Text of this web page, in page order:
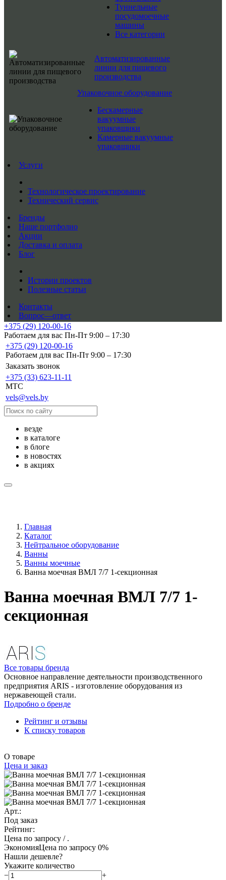
Туннельные
посудомоечные
машины
Все категории
Автоматизированные
линии для пищевого
производства
Упаковочное оборудование
Бескамерные
вакуумные
упаковщики
Камерные вакуумные
упаковщики
Услуги
Технологическое проектирование
Технический сервис
Бренды
Наше портфолио
Акции
Доставка и оплата
Блог
Истории проектов
Полезные статьи
Контакты
Вопрос—ответ
+375 (29) 120-00-16
Работаем для вас Пн-Пт 9:00 – 17:30
+375 (29) 120-00-16
Работаем для вас Пн-Пт 9:00 – 17:30
Заказать звонок
+375 (33) 623-11-11
MTC
vels@vels.by
везде
в каталоге
в блоге
в новостях
в акциях
Главная
Каталог
Нейтральное оборудование
Ванны
Ванны моечные
Ванна моечная ВМЛ 7/7 1-секционная
Ванна моечная ВМЛ 7/7 1-
секционная
Все товары бренда
Основное направление деятельности производственного
предприятия ARIS - изготовление оборудования из
нержавеющей стали.
Подробно о бренде
Рейтинг и отзывы
К списку товаров
О товаре
Цена и заказ
Арт.:
Под заказ
Рейтинг:
Цена по запросу / .
ЭкономияЦена по запросу 0%
Нашли дешевле?
Укажите количество
−
+